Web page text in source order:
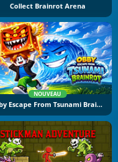
Collect Brainrot Arena
NOUVEAU
Obby Escape From Tsunami Brainrot